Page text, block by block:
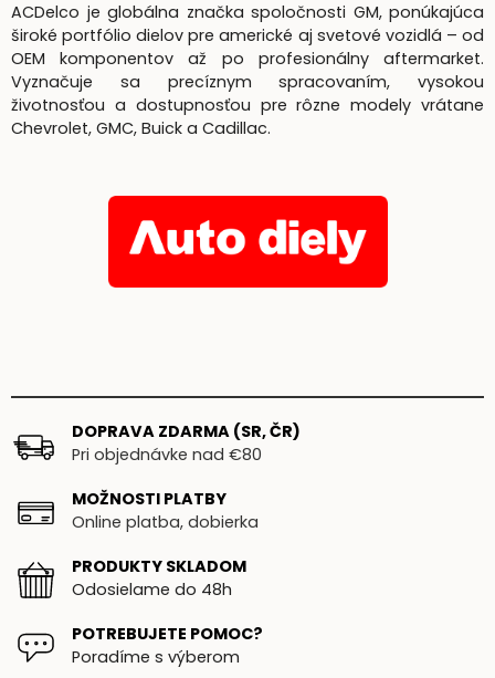
ACDelco je globálna značka spoločnosti GM, ponúkajúca
široké portfólio dielov pre americké aj svetové vozidlá – od
OEM komponentov až po profesionálny aftermarket.
Vyznačuje sa precíznym spracovaním, vysokou
životnosťou a dostupnosťou pre rôzne modely vrátane
Chevrolet, GMC, Buick a Cadillac.
DOPRAVA ZDARMA (SR, ČR)
Pri objednávke nad €80
MOŽNOSTI PLATBY
Online platba, dobierka
PRODUKTY SKLADOM
Odosielame do 48h
POTREBUJETE POMOC?
Poradíme s výberom